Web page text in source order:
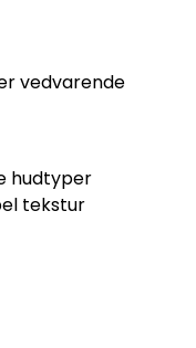
vedvarende
hudtyper
tekstur